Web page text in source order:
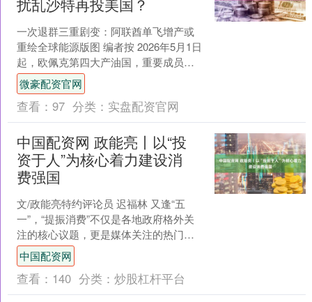
一次退群三重剧变：阿联酋单飞增产或
重绘全球能源版图 编者按 2026年5月1日
起，欧佩克第四大产油国，重要成员阿
联酋将退出该组织（欧佩克）及“欧佩克
+”机制。 ....
微豪配资官网
查看： 97 分类： 实盘配资官网
中国配资网 政能亮丨以“投
资于人”为核心着力建设消
费强国
文/政能亮特约评论员 迟福林 又逢“五
一”，“提振消费”不仅是各地政府格外关
注的核心议题，更是媒体关注的热门话
题。 中央政策端一直高度重视“提振消
费”。“十五五....
中国配资网
查看： 140 分类： 炒股杠杆平台